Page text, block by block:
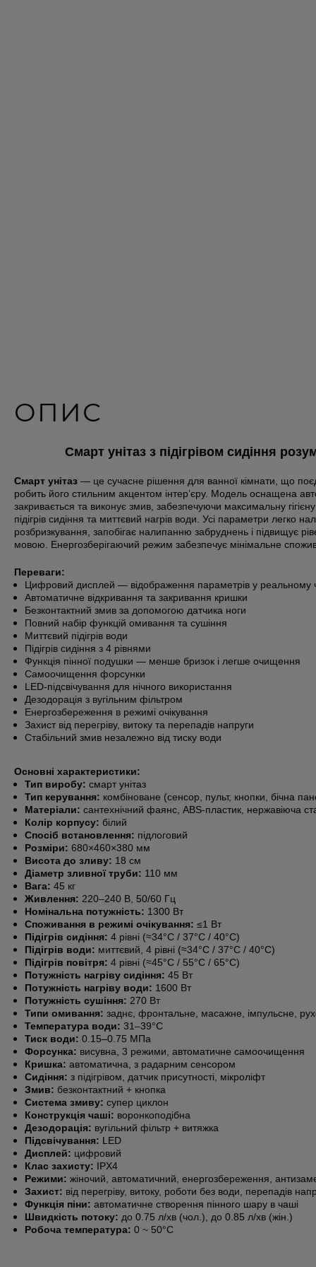
ОПИС
Смарт унітаз з підігрівом сидіння
Смарт унітаз — це сучасне рішення для ванної кімнати, що
робить його стильним акцентом інтер’єру. Модель оснащена
закривається та виконує змив, забезпечуючи максимальну
підігрів сидіння та миттєвий нагрів води. Усі параметри легко
розбризкування, запобігає налипанню забруднень і підвищує
мовою. Енергозберігаючий режим забезпечує мінімальне
Переваги:
Цифровий дисплей — відображення параметрів у реальному
Автоматичне відкривання та закривання кришки
Безконтактний змив за допомогою датчика ноги
Повний набір функцій омивання та сушіння
Миттєвий підігрів води
Підігрів сидіння з 4 рівнями
Функція пінної подушки — менше бризок і легше очищення
Самоочищення форсунки
LED-підсвічування для нічного використання
Дезодорація з вугільним фільтром
Енергозбереження в режимі очікування
Захист від перегріву, витоку та перепадів напруги
Стабільний змив незалежно від тиску води
Основні характеристики:
Тип виробу: смарт унітаз
Тип керування: комбіноване (сенсор, пульт, кнопки, бічна
Матеріали: сантехнічний фаянс, ABS-пластик, нержавіюча
Колір корпусу: білий
Спосіб встановлення: підлоговий
Розміри: 680×460×380 мм
Висота до зливу: 18 см
Діаметр зливної труби: 110 мм
Вага: 45 кг
Живлення: 220–240 В, 50/60 Гц
Номінальна потужність: 1300 Вт
Споживання в режимі очікування: ≤1 Вт
Підігрів сидіння: 4 рівні (≈34°C / 37°C / 40°C)
Підігрів води: миттєвий, 4 рівні (≈34°C / 37°C / 40°C)
Підігрів повітря: 4 рівні (≈45°C / 55°C / 65°C)
Потужність нагріву сидіння: 45 Вт
Потужність нагріву води: 1600 Вт
Потужність сушіння: 270 Вт
Типи омивання: заднє, фронтальне, масажне, імпульсне,
Температура води: 31–39°C
Тиск води: 0.15–0.75 МПа
Форсунка: висувна, 3 режими, автоматичне самоочищення
Кришка: автоматична, з радарним сенсором
Сидіння: з підігрівом, датчик присутності, мікроліфт
Змив: безконтактний + кнопка
Система змиву: супер циклон
Конструкція чаші: воронкоподібна
Дезодорація: вугільний фільтр + витяжка
Підсвічування: LED
Дисплей: цифровий
Клас захисту: IPX4
Режими: жіночий, автоматичний, енергозбереження,
Захист: від перегріву, витоку, роботи без води, перепадів
Функція піни: автоматичне створення пінного шару в чаші
Швидкість потоку: до 0.75 л/хв (чол.), до 0.85 л/хв (жін.)
Робоча температура: 0 ~ 50°C